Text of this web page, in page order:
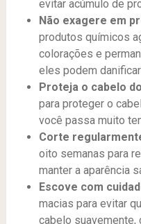
evitar acúmulo de
Não exagere em
produtos químicos
colorações e
eles podem
Proteja o cabelo
para proteger o
você passa muito
Corte
oito semanas para
manter a aparência
Escove com
macias para evitar
cabelo suavemente,